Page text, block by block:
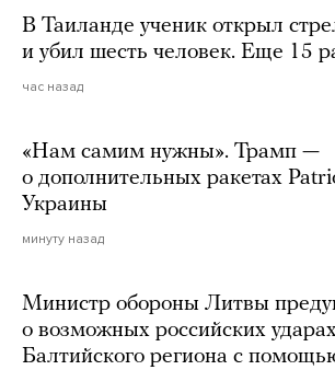
В Таиланде ученик открыл
и убил шесть человек. Еще 15
час назад
«Нам самим нужны». Трамп —
о дополнительных ракетах
Украины
минуту назад
Министр обороны Литвы
о возможных российских
Балтийского региона с